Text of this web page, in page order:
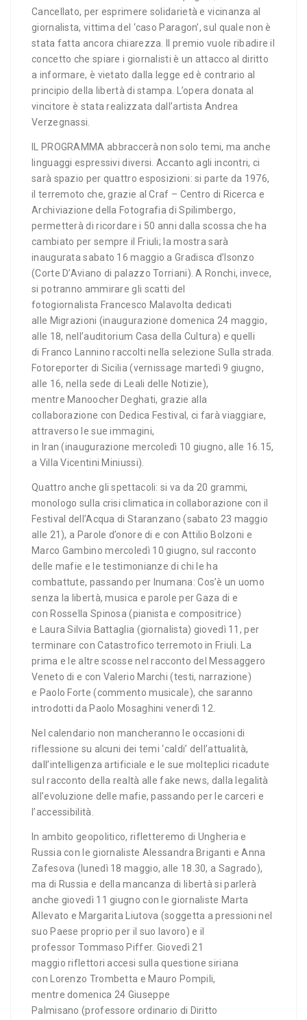
Cancellato, per esprimere solidarietà e vicinanza al
giornalista, vittima del ‘caso Paragon’, sul quale non è
stata fatta ancora chiarezza. Il premio vuole ribadire il
concetto che spiare i giornalisti è un attacco al diritto
a informare, è vietato dalla legge ed è contrario al
principio della libertà di stampa. L’opera donata al
vincitore è stata realizzata dall’artista Andrea
Verzegnassi.
IL PROGRAMMA abbraccerà non solo temi, ma anche
linguaggi espressivi diversi. Accanto agli incontri, ci
sarà spazio per quattro esposizioni: si parte da 1976,
il terremoto che, grazie al Craf – Centro di Ricerca e
Archiviazione della Fotografia di Spilimbergo,
permetterà di ricordare i 50 anni dalla scossa che ha
cambiato per sempre il Friuli; la mostra sarà
inaugurata sabato 16 maggio a Gradisca d’Isonzo
(Corte D’Aviano di palazzo Torriani). A Ronchi, invece,
si potranno ammirare gli scatti del
fotogiornalista Francesco Malavolta dedicati
alle Migrazioni (inaugurazione domenica 24 maggio,
alle 18, nell’auditorium Casa della Cultura) e quelli
di Franco Lannino raccolti nella selezione Sulla strada.
Fotoreporter di Sicilia (vernissage martedì 9 giugno,
alle 16, nella sede di Leali delle Notizie),
mentre Manoocher Deghati, grazie alla
collaborazione con Dedica Festival, ci farà viaggiare,
attraverso le sue immagini,
in Iran (inaugurazione mercoledì 10 giugno, alle 16.15,
a Villa Vicentini Miniussi).
Quattro anche gli spettacoli: si va da 20 grammi,
monologo sulla crisi climatica in collaborazione con il
Festival dell’Acqua di Staranzano (sabato 23 maggio
alle 21), a Parole d’onore di e con Attilio Bolzoni e
Marco Gambino mercoledì 10 giugno, sul racconto
delle mafie e le testimonianze di chi le ha
combattute, passando per Inumana: Cos’è un uomo
senza la libertà, musica e parole per Gaza di e
con Rossella Spinosa (pianista e compositrice)
e Laura Silvia Battaglia (giornalista) giovedì 11, per
terminare con Catastrofico terremoto in Friuli. La
prima e le altre scosse nel racconto del Messaggero
Veneto di e con Valerio Marchi (testi, narrazione)
e Paolo Forte (commento musicale), che saranno
introdotti da Paolo Mosaghini venerdì 12.
Nel calendario non mancheranno le occasioni di
riflessione su alcuni dei temi ‘caldi’ dell’attualità,
dall’intelligenza artificiale e le sue molteplici ricadute
sul racconto della realtà alle fake news, dalla legalità
all’evoluzione delle mafie, passando per le carceri e
l’accessibilità.
In ambito geopolitico, rifletteremo di Ungheria e
Russia con le giornaliste Alessandra Briganti e Anna
Zafesova (lunedì 18 maggio, alle 18.30, a Sagrado),
ma di Russia e della mancanza di libertà si parlerà
anche giovedì 11 giugno con le giornaliste Marta
Allevato e Margarita Liutova (soggetta a pressioni nel
suo Paese proprio per il suo lavoro) e il
professor Tommaso Piffer. Giovedì 21
maggio riflettori accesi sulla questione siriana
con Lorenzo Trombetta e Mauro Pompili,
mentre domenica 24 Giuseppe
Palmisano (professore ordinario di Diritto